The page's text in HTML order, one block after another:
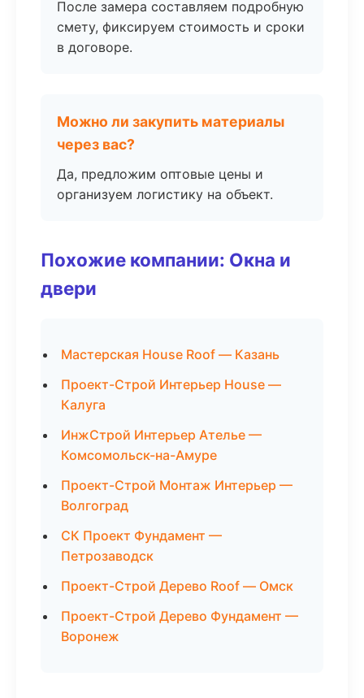
После замера составляем подробную
смету, фиксируем стоимость и сроки
в договоре.
Можно ли закупить материалы
через вас?
Да, предложим оптовые цены и
организуем логистику на объект.
Похожие компании: Окна и
двери
Мастерская House Roof — Казань
Проект-Строй Интерьер House —
Калуга
ИнжСтрой Интерьер Ателье —
Комсомольск-на-Амуре
Проект-Строй Монтаж Интерьер —
Волгоград
СК Проект Фундамент —
Петрозаводск
Проект-Строй Дерево Roof — Омск
Проект-Строй Дерево Фундамент —
Воронеж